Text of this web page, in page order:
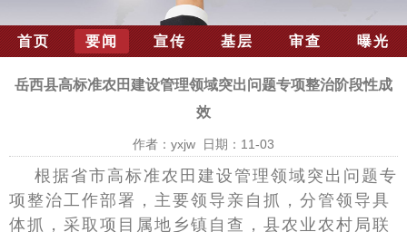
首页 要闻 宣传 基层 审查 曝光
岳西县高标准农田建设管理领域突出问题专项整治阶段性成
效
作者：yxjw 日期：11-03
根据省市高标准农田建设管理领域突出问题专
项整治工作部署，主要领导亲自抓，分管领导具
体抓，采取项目属地乡镇自查，县农业农村局联